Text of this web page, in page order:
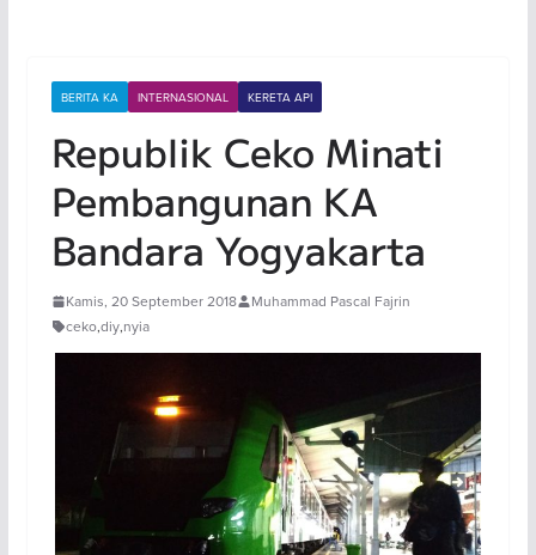
BERITA KA INTERNASIONAL KERETA API
Republik Ceko Minati
Pembangunan KA
Bandara Yogyakarta
Kamis, 20 September 2018
Muhammad Pascal Fajrin
ceko,diy,nyia